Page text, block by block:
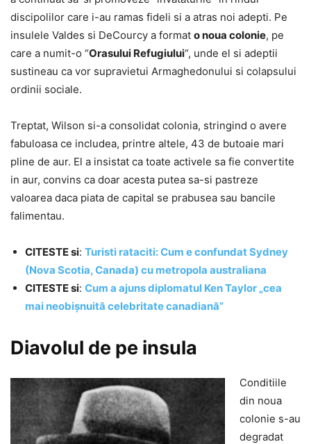
discipolilor care i-au ramas fideli si a atras noi adepti. Pe
insulele Valdes si DeCourcy a format o noua colonie, pe
care a numit-o “Orasului Refugiului“, unde el si adeptii
sustineau ca vor supravietui Armaghedonului si colapsului
ordinii sociale.
Treptat, Wilson si-a consolidat colonia, stringind o avere
fabuloasa ce includea, printre altele, 43 de butoaie mari
pline de aur. El a insistat ca toate activele sa fie convertite
in aur, convins ca doar acesta putea sa-si pastreze
valoarea daca piata de capital se prabusea sau bancile
falimentau.
CITESTE si: Turisti rataciti: Cum e confundat Sydney
(Nova Scotia, Canada) cu metropola australiana
CITESTE si: Cum a ajuns diplomatul Ken Taylor „cea
mai neobișnuită celebritate canadiană”
Diavolul de pe insula
Conditiile
din noua
colonie s-au
degradat